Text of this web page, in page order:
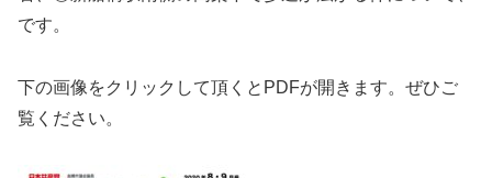
です。
下の画像をクリックして頂くとPDFが開きます。ぜひご
覧ください。